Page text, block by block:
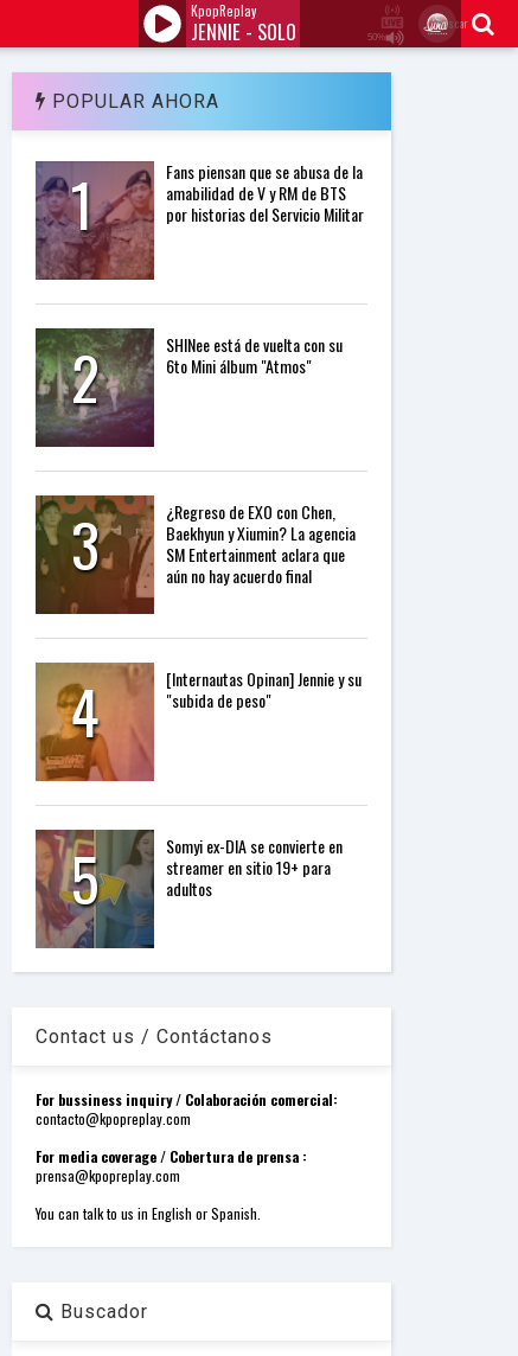
Buscar
POPULAR AHORA
1
Fans piensan que se abusa de la
amabilidad de V y RM de BTS
por historias del Servicio Militar
2
SHINee está de vuelta con su
6to Mini álbum "Atmos"
3
¿Regreso de EXO con Chen,
Baekhyun y Xiumin? La agencia
SM Entertainment aclara que
aún no hay acuerdo final
4
[Internautas Opinan] Jennie y su
"subida de peso"
5
Somyi ex-DIA se convierte en
streamer en sitio 19+ para
adultos
Contact us / Contáctanos
For bussiness inquiry / Colaboración comercial:
contacto@kpopreplay.com
For media coverage / Cobertura de prensa :
prensa@kpopreplay.com
You can talk to us in English or Spanish.
Buscador
50%
KpopReplay
JENNIE - SOLO
J
Q
U
Y
R
A
D
I
O
P
L
E
R
a
n
R
D
P
R
E
S
R
A
P
U
G
N
p
w
e
r
W
d
P
e
s
s
W
e
e